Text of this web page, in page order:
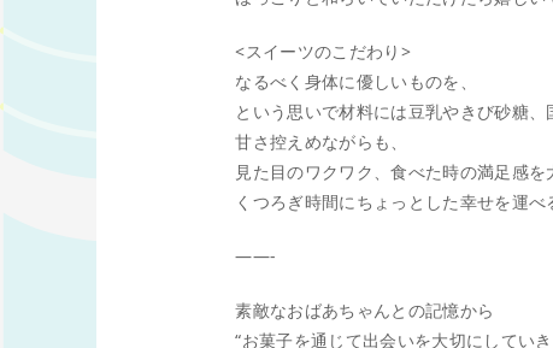
<スイーツのこだわり>
なるべく身体に優しいものを、
という思いで材料には豆乳やきび砂糖
甘さ控えめながらも、
見た目のワクワク、食べた時の満足感を
くつろぎ時間にちょっとした幸せを運
——-
素敵なおばあちゃんとの記憶から
“お菓子を通じて出会いを大切にしてい